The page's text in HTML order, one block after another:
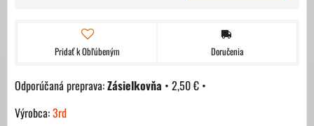
Pridať k Obľúbeným Doručenia
Zásielkovňa • 2,50 € •
Výrobca:3rd